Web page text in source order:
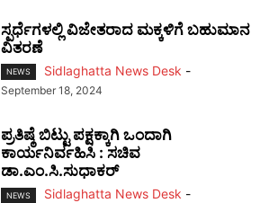
ಸ್ಪರ್ಧೆಗಳಲ್ಲಿ ವಿಜೇತರಾದ ಮಕ್ಕಳಿಗೆ ಬಹುಮಾನ
ವಿತರಣೆ
NEWS Sidlaghatta News Desk -
September 18, 2024
ಪ್ರತಿಷ್ಠೆ ಬಿಟ್ಟು ಪಕ್ಷಕ್ಕಾಗಿ ಒಂದಾಗಿ
ಕಾರ್ಯನಿರ್ವಹಿಸಿ : ಸಚಿವ
ಡಾ.ಎಂ.ಸಿ.ಸುಧಾಕರ್
NEWS Sidlaghatta News Desk -